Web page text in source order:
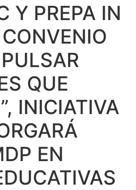
Y PREPA IN
QUE
INICIATIVA
EN